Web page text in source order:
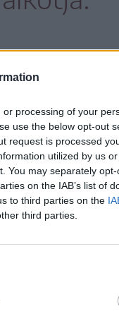
processing of your
use the below opt-out
request is processed
utilized by us
You may separately
on the IAB’s list of
to third parties on the
third parties.
elő az
roma-
felelőse,